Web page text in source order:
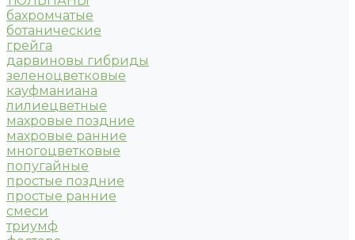
бахромчатые
ботанические
грейга
дарвиновы гибриды
зеленоцветковые
кауфманиана
лилиецветные
махровые поздние
махровые ранние
многоцветковые
попугайные
простые поздние
простые ранние
смеси
триумф